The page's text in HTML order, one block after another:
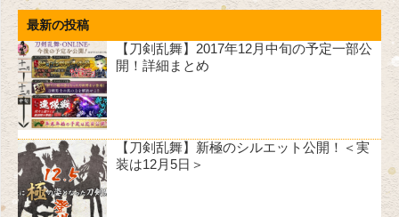
最新の投稿
【刀剣乱舞】2017年12月中旬の予定一部公
開！詳細まとめ
【刀剣乱舞】新極のシルエット公開！＜実
装は12月5日＞